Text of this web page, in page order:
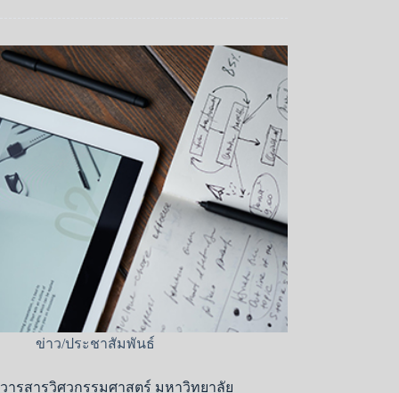
ข่าว/ประชาสัมพันธ์
วารสารวิศวกรรมศาสตร์ มหาวิทยาลัย